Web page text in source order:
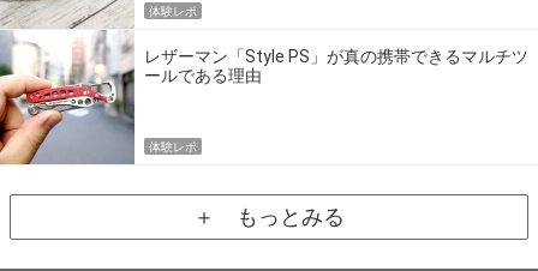
体験レポ
レザーマン「Style PS」が真の携帯できるマルチツ
ールである理由
体験レポ
＋ もっとみる